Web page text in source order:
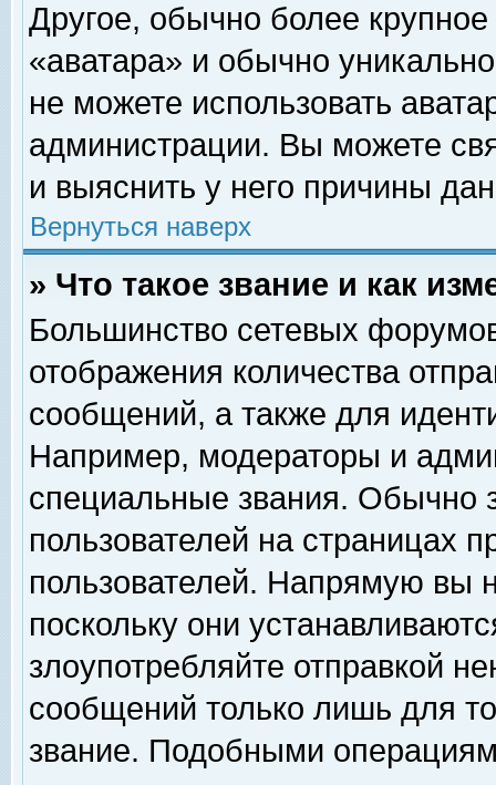
Другое, обычно более
«аватара» и обычно
не можете использовать
администрации. Вы можете
и выяснить у него причины
Вернуться наверх
» Что такое звание и как
Большинство сетевых
отображения количества
сообщений, а также для
Например, модераторы и
специальные звания. Обычно
пользователей на страницах
пользователей. Напрямую вы
поскольку они
злоупотребляйте отправкой
сообщений только лишь для
звание. Подобными